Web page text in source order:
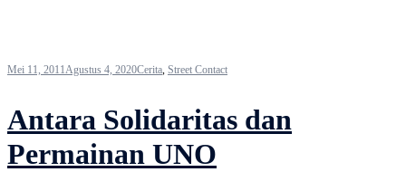
Mei 11, 2011 Agustus 4, 2020Cerita Street Contact
Antara Solidaritas dan
Permainan UNO